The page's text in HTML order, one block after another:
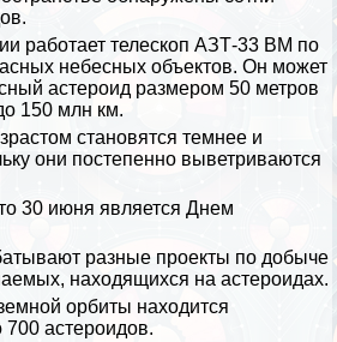
работает телескоп АЗТ-33 ВМ по
небесных объектов. Он может
астероид размером 50 метров
150 млн км.
становятся темнее и
они постепенно выветриваются
30 июня является Днем
разные проекты по добыче
находящихся на астероидах.
орбиты находится
700 астероидов.